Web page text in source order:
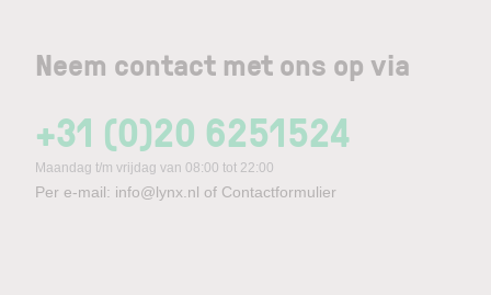
Neem contact met ons op via
+31 (0)20 6251524
Maandag t/m vrijdag van 08:00 tot 22:00
Per e-mail: info@lynx.nl of Contactformulier